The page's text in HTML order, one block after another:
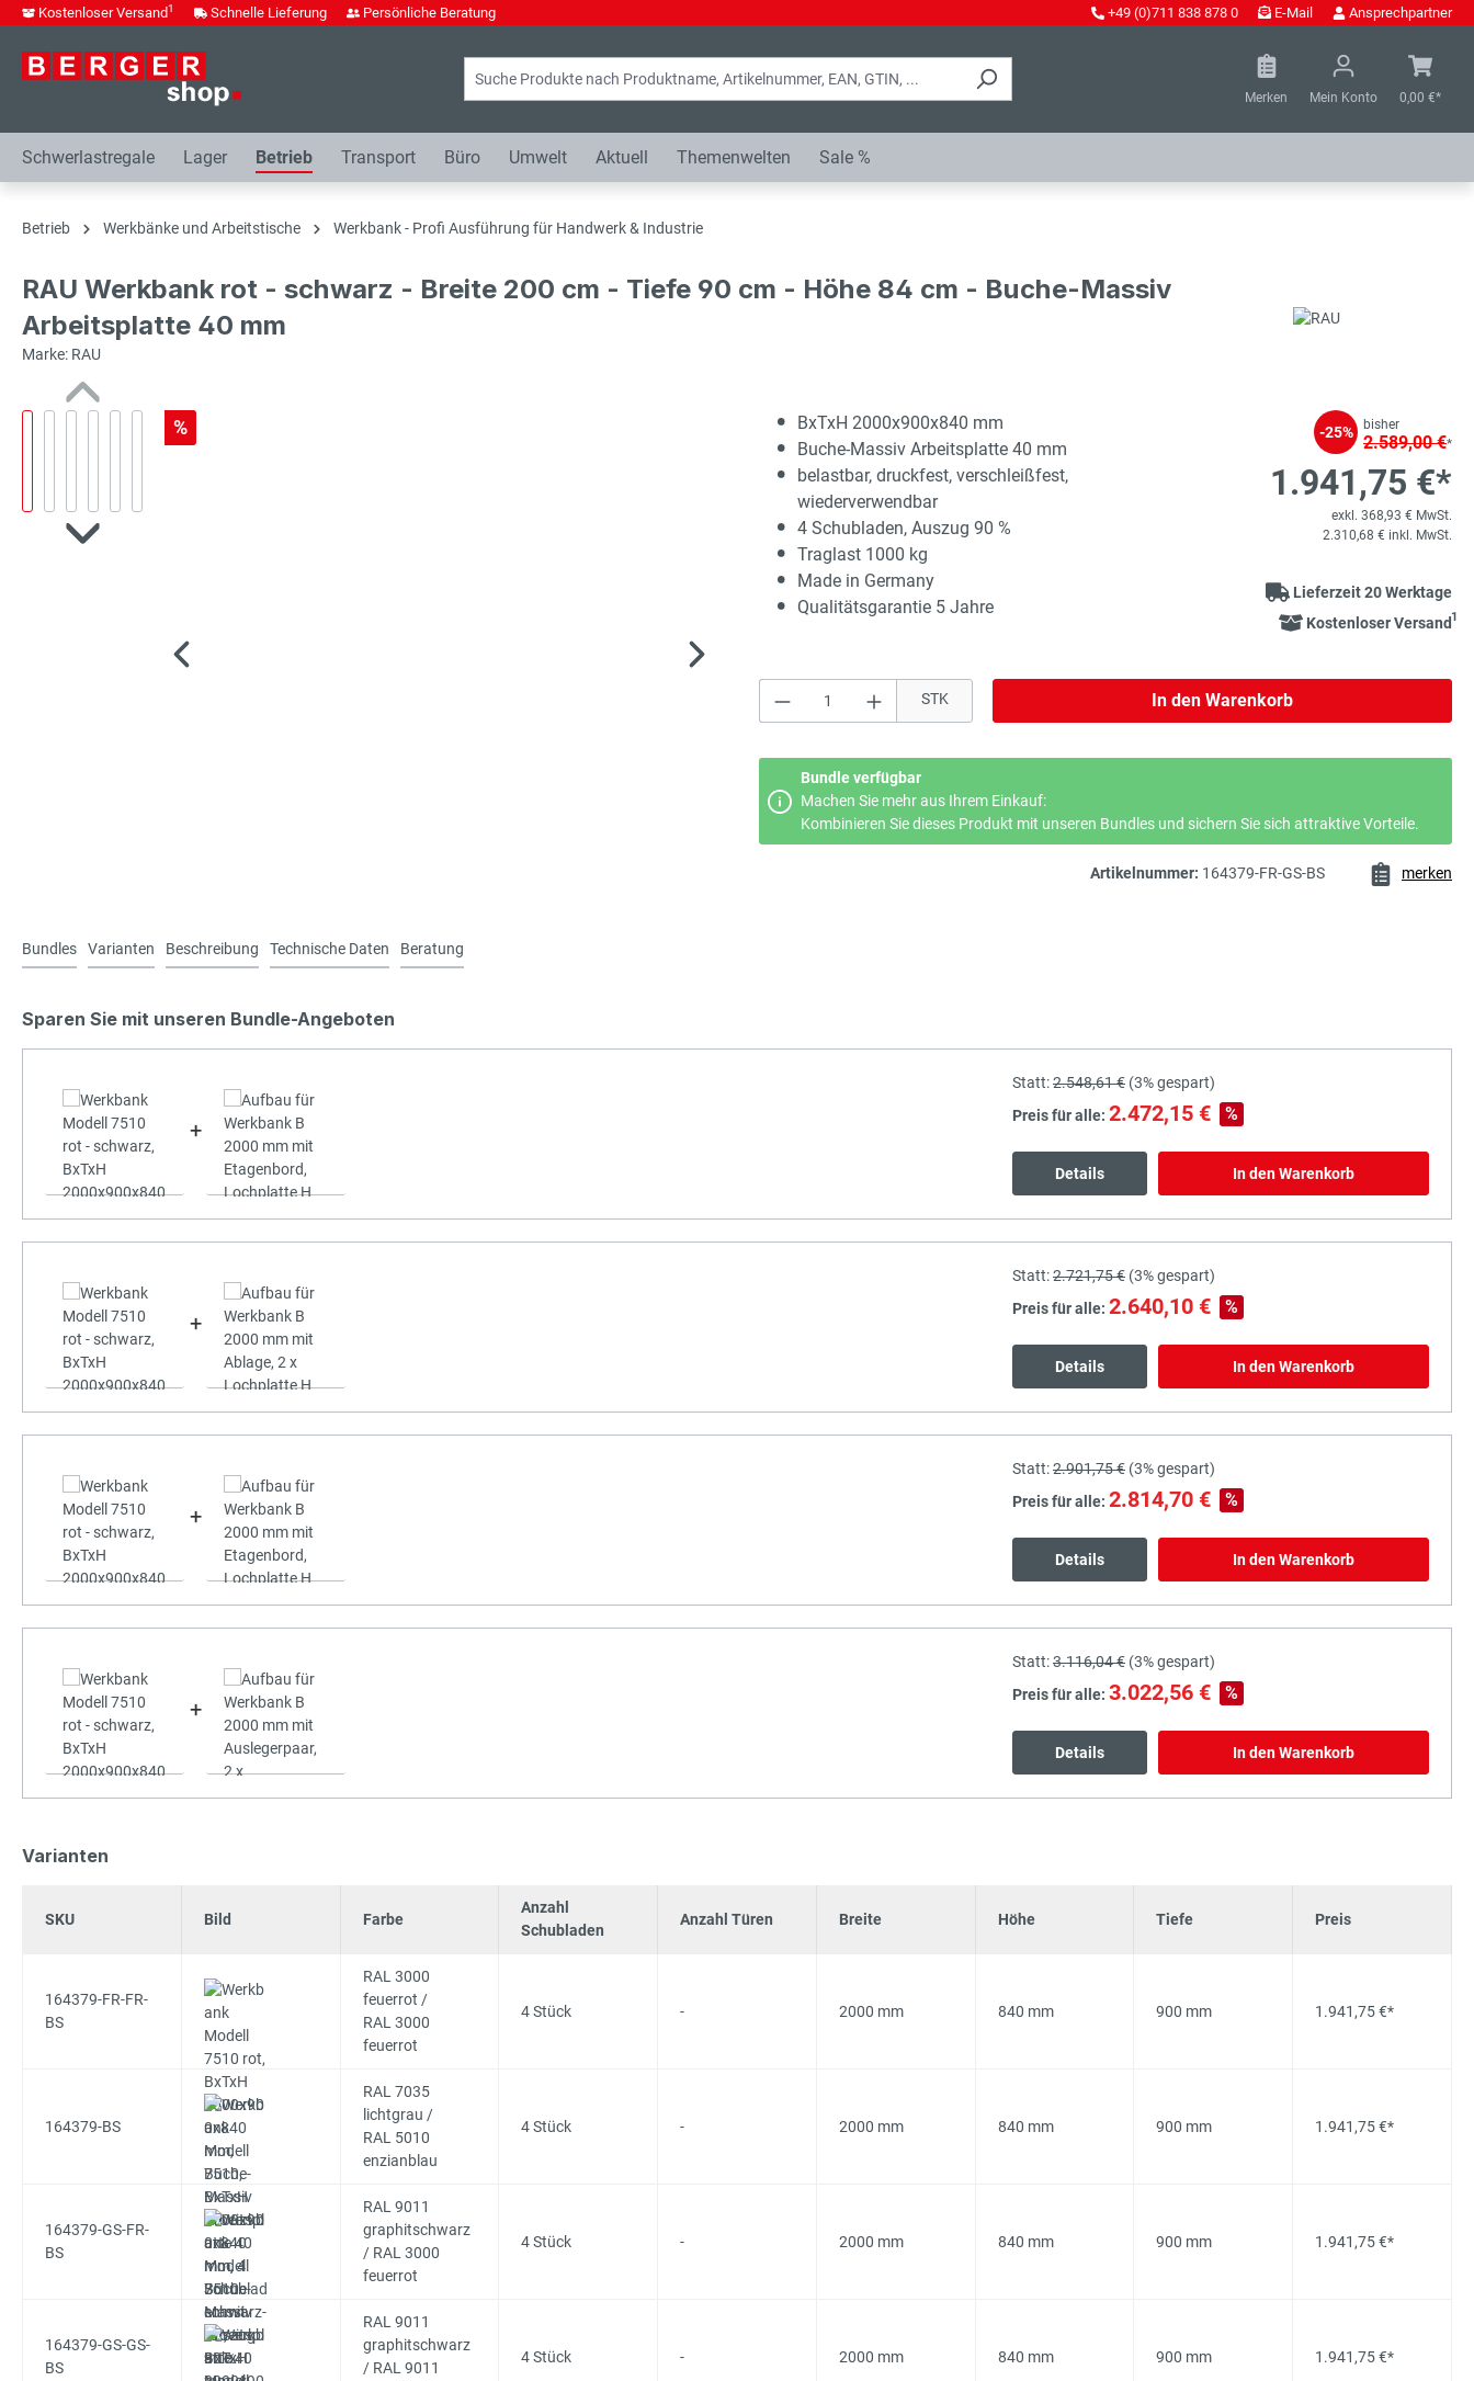
Zur Hauptnavigation springen
Kostenloser Versand1 Schnelle Lieferung Persönliche Beratung +49 (0)711 838 878 0 E-Mail Ansprechpartner
Merken Mein Konto 0,00 €*
Schwerlastregale Lager Betrieb Transport Büro Umwelt Aktuell Themenwelten Sale %
Betrieb Werkbänke und Arbeitstische Werkbank - Profi Ausführung für Handwerk & Industrie
RAU Werkbank rot - schwarz - Breite 200 cm - Tiefe 90 cm - Höhe 84 cm - Buche-Massiv
Arbeitsplatte 40 mm
Marke: RAU
%
BxTxH 2000x900x840 mm
Buche-Massiv Arbeitsplatte 40 mm
belastbar, druckfest, verschleißfest,
wiederverwendbar
4 Schubladen, Auszug 90 %
Traglast 1000 kg
Made in Germany
Qualitätsgarantie 5 Jahre
-25% bisher
2.589,00 €*
1.941,75 €*
exkl. 368,93 € MwSt.
2.310,68 € inkl. MwSt.
Lieferzeit 20 Werktage
Kostenloser Versand1
Produkt Anzahl: Gib den gewünschten Wert ein oder
STK In den Warenkorb
Bundle verfügbar
Machen Sie mehr aus Ihrem Einkauf:
Kombinieren Sie dieses Produkt mit unseren Bundles und sichern Sie sich attraktive Vorteile.
Artikelnummer: 164379-FR-GS-BS merken
Bundles Varianten Beschreibung Technische Daten Beratung
Sparen Sie mit unseren Bundle-Angeboten
+
Statt:2.548,61 € (3%gespart)
Preis für alle: 2.472,15 € %
Details In den Warenkorb
+
Statt:2.721,75 € (3%gespart)
Preis für alle: 2.640,10 € %
Details In den Warenkorb
+
Statt:2.901,75 € (3%gespart)
Preis für alle: 2.814,70 € %
Details In den Warenkorb
+
Statt:3.116,04 € (3%gespart)
Preis für alle: 3.022,56 € %
Details In den Warenkorb
Varianten
SKU Bild Farbe
Anzahl
Schubladen
Anzahl Türen Breite Höhe Tiefe Preis
164379-FR-FR-
BS
RAL 3000
feuerrot /
RAL 3000
feuerrot
4 Stück - 2000 mm 840 mm 900 mm 1.941,75 €*
164379-BS
RAL 7035
lichtgrau /
RAL 5010
enzianblau
4 Stück - 2000 mm 840 mm 900 mm 1.941,75 €*
164379-GS-FR-
BS
RAL 9011
graphitschwarz
/ RAL 3000
feuerrot
4 Stück - 2000 mm 840 mm 900 mm 1.941,75 €*
164379-GS-GS-
BS
RAL 9011
graphitschwarz
/ RAL 9011
4 Stück - 2000 mm 840 mm 900 mm 1.941,75 €*